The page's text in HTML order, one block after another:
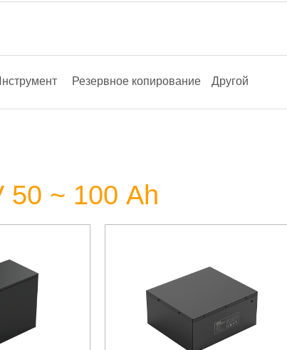
Резервное копирование Другой
50 ~ 100 Аh